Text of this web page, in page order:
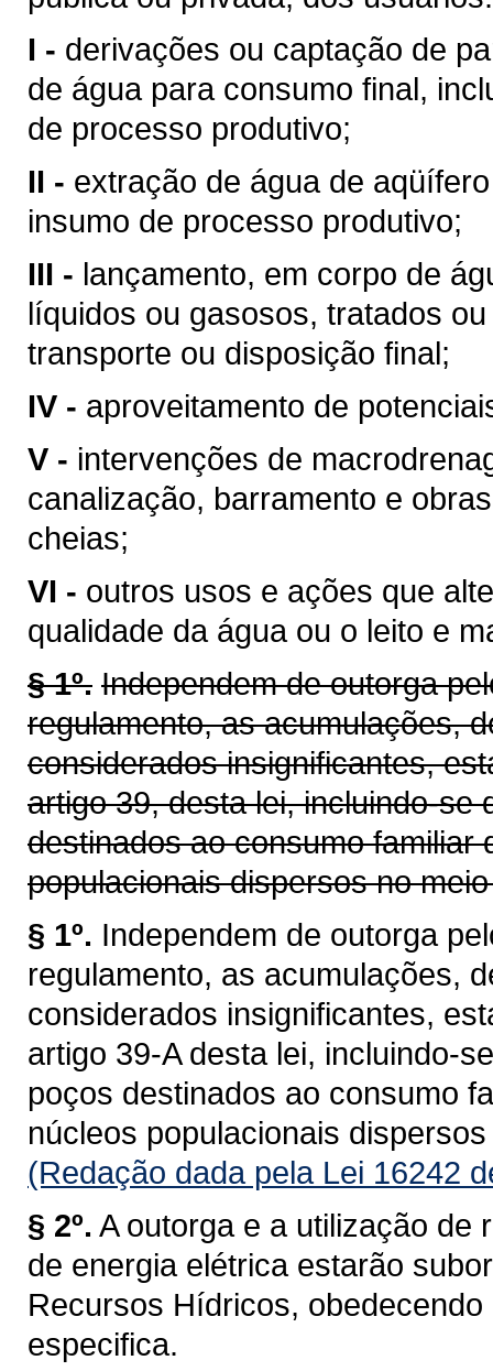
I - derivações ou captação de
de água para consumo final,
de processo produtivo;
II - extração de água de
insumo de processo produtivo;
III - lançamento, em corpo de
líquidos ou gasosos, tratados
transporte ou disposição final;
IV - aproveitamento de
V - intervenções de
canalização, barramento e
cheias;
VI - outros usos e ações que
qualidade da água ou o leito e
§ 1º. Independem de outorga
regulamento, as acumulações,
considerados insignificantes,
artigo 39, desta lei, incluindo-se
destinados ao consumo familiar
populacionais dispersos no
§ 1º. Independem de outorga
regulamento, as acumulações,
considerados insignificantes,
artigo 39-A desta lei, incluindo-
poços destinados ao consumo
núcleos populacionais
(Redação dada pela Lei 16242
§ 2º. A outorga e a utilização de
de energia elétrica estarão
Recursos Hídricos,
especifica.